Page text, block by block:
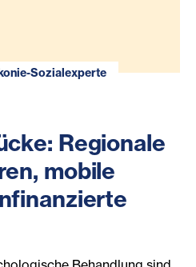
Sozialexperte
Regionale
mobile